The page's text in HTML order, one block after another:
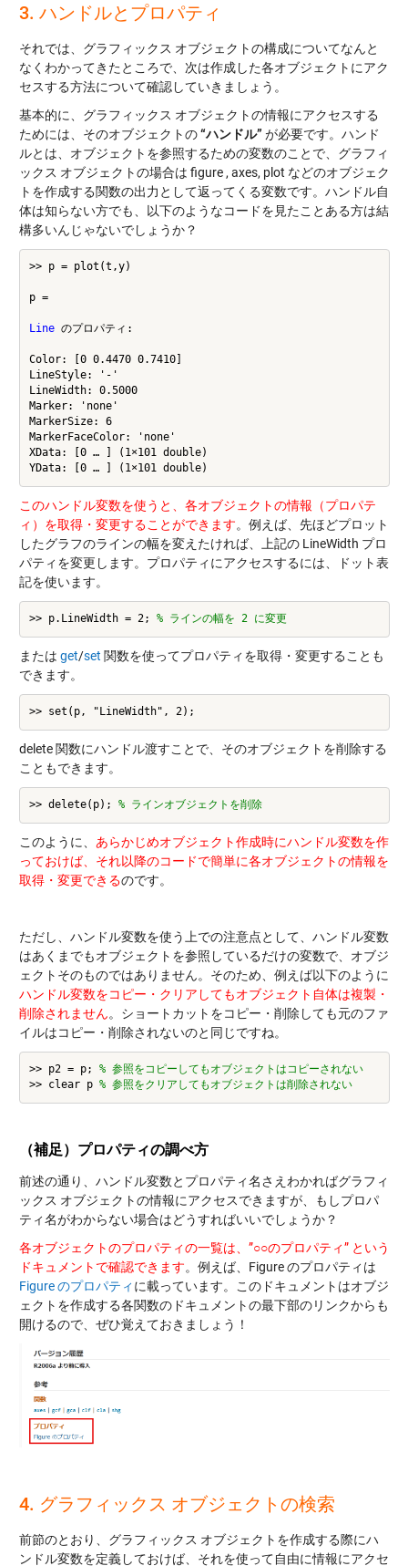
3. ハンドルとプロパティ
それでは、グラフィックス オブジェクトの構成についてなんと
なくわかってきたところで、次は作成した各オブジェクトにアク
セスする方法について確認していきましょう。
基本的に、グラフィックス オブジェクトの情報にアクセスする
ためには、そのオブジェクトの“ハンドル” が必要です。ハンド
ルとは、オブジェクトを参照するための変数のことで、グラフィ
ックス オブジェクトの場合は figure , axes, plot などのオブジェク
トを作成する関数の出力として返ってくる変数です。ハンドル自
体は知らない方でも、以下のようなコードを見たことある方は結
構多いんじゃないでしょうか？
>> p = plot(t,y)
p =
Line のプロパティ:
Color: [0 0.4470 0.7410]
LineStyle: '-'
LineWidth: 0.5000
Marker: 'none'
MarkerSize: 6
MarkerFaceColor: 'none'
XData: [0 … ] (1×101 double)
このハンドル変数を使うと、各オブジェクトの情報（プロパテ
ィ）を取得・変更することができます。例えば、先ほどプロット
したグラフのラインの幅を変えたければ、上記の LineWidth プロ
パティを変更します。プロパティにアクセスするには、ドット表
記を使います。
>> p.LineWidth = 2; % ラインの幅を 2 に変更
または get/set 関数を使ってプロパティを取得・変更することも
できます。
delete 関数にハンドル渡すことで、そのオブジェクトを削除する
こともできます。
>> delete(p); % ラインオブジェクトを削除
このように、 あらかじめオブジェクト作成時にハンドル変数を作
っておけば、それ以降のコードで簡単に各オブジェクトの情報を
取得・変更できるのです。
ただし、ハンドル変数を使う上での注意点として、ハンドル変数
はあくまでもオブジェクトを参照しているだけの変数で、オブジ
ェクトそのものではありません。そのため、例えば以下のように
ハンドル変数をコピー・クリアしてもオブジェクト自体は複製・
削除されません。ショートカットをコピー・削除しても元のファ
イルはコピー・削除されないのと同じですね。
>> p2 = p; % 参照をコピーしてもオブジェクトはコピーされない
>> clear p
% 参照をクリアしてもオブジェクトは削除されない
（補足）プロパティの調べ方
前述の通り、ハンドル変数とプロパティ名さえわかればグラフィ
ックス オブジェクトの情報にアクセスできますが、もしプロパ
ティ名がわからない場合はどうすればいいでしょうか？
各オブジェクトのプロパティの一覧は、”○○のプロパティ” という
ドキュメントで確認できます。例えば、Figure のプロパティは
Figure のプロパティ に載っています。このドキュメントはオブジ
ェクトを作成する各関数のドキュメントの最下部のリンクからも
開けるので、ぜひ覚えておきましょう！
4. グラフィックス オブジェクトの検索
前節のとおり、グラフィックス オブジェクトを作成する際にハ
ンドル変数を定義しておけば、それを使って自由に情報にアクセ